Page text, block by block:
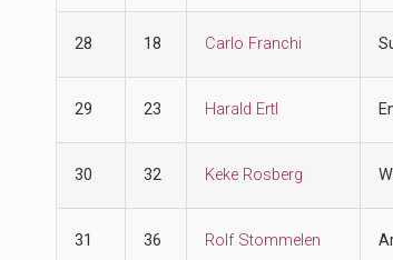
28 18 Carlo Franchi
29 23 Harald Ertl
30 32 Keke Rosberg
31 36 Rolf Stommelen